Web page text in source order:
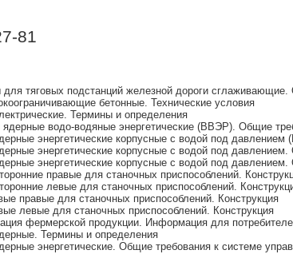
81
для тяговых подстанций железной дороги
бетонные. Технические условия
Термины и определения
ядерные водо-водяные энергетические (ВВЭР). Общие
энергетические корпусные с водой под
энергетические корпусные с водой под
энергетические корпусные с водой под
правые для станочных приспособлений.
левые для станочных приспособлений.
правые для станочных приспособлений. Конструкция
левые для станочных приспособлений. Конструкция
фермерской продукции. Информация для
Термины и определения
энергетические. Общие требования к системе